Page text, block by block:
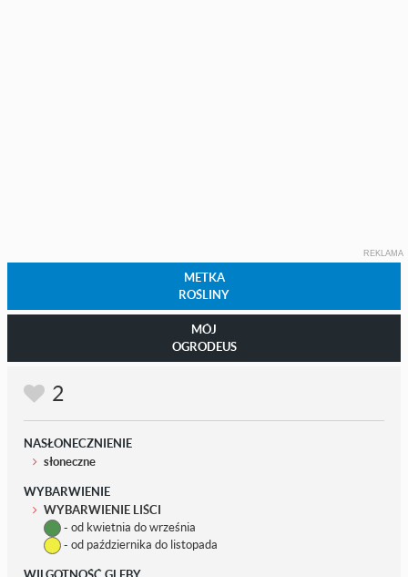
REKLAMA
METKA
ROŚLINY
MÓJ
OGRODEUS
2
NASŁONECZNIENIE
słoneczne
WYBARWIENIE
WYBARWIENIE LIŚCI
- od kwietnia do września
- od października do listopada